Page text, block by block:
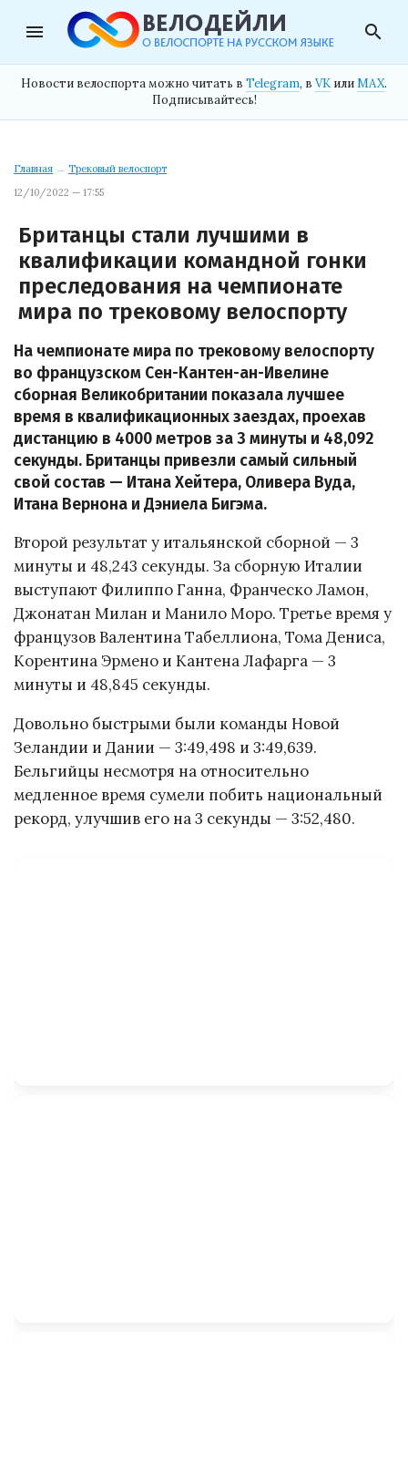
menu search
Новости велоспорта можно читать в Telegram, в VK илиMAX.
Подписывайтесь!
Главная → Трековый велоспорт
12/10/2022 — 17:55
Британцы стали лучшими в
квалификации командной гонки
преследования на чемпионате
мира по трековому велоспорту
На чемпионате мира по трековому велоспорту
во французском Сен-Кантен-ан-Ивелине
сборная Великобритании показала лучшее
время в квалификационных заездах, проехав
дистанцию в 4000 метров за 3 минуты и 48,092
секунды. Британцы привезли самый сильный
свой состав — Итана Хейтера, Оливера Вуда,
Итана Вернона и Дэниела Бигэма.
Второй результат у итальянской сборной — 3
минуты и 48,243 секунды. За сборную Италии
выступают Филиппо Ганна, Франческо Ламон,
Джонатан Милан и Манило Моро. Третье время у
французов Валентина Табеллиона, Тома Дениса,
Корентина Эрмено и Кантена Лафарга — 3
минуты и 48,845 секунды.
Довольно быстрыми были команды Новой
Зеландии и Дании — 3:49,498 и 3:49,639.
Бельгийцы несмотря на относительно
медленное время сумели побить национальный
рекорд, улучшив его на 3 секунды — 3:52,480.